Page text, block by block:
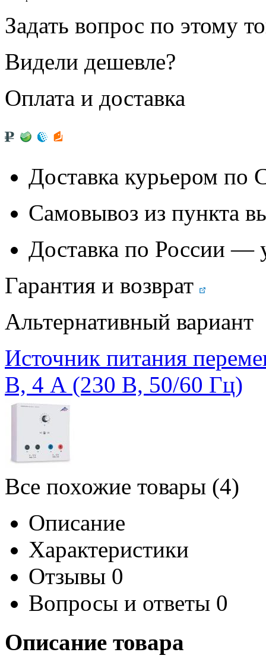
Задать вопрос по этому
Видели дешевле?
Оплата и доставка
Доставка курьером
Самовывоз из пункта
Доставка по России —
Гарантия и возврат
Альтернативный вариант
Источник питания
В, 4 А (230 В, 50/60 Гц)
Все похожие товары (4)
Описание
Характеристики
Отзывы 0
Вопросы и ответы 0
Описание товара